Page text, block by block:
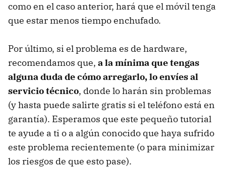
como en el caso anterior, hará que el móvil tenga
que estar menos tiempo enchufado.
Por último, si el problema es de hardware,
recomendamos que, a la mínima que tengas
alguna duda de cómo arregarlo, lo envíes al
servicio técnico, donde lo harán sin problemas
(y hasta puede salirte gratis si el teléfono está en
garantía). Esperamos que este pequeño tutorial
te ayude a ti o a algún conocido que haya sufrido
este problema recientemente (o para minimizar
los riesgos de que esto pase).